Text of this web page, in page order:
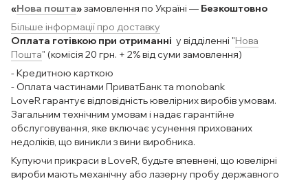
«Нова пошта»замовлення по Україні — Безкоштовно
Більше інформації про доставку
Оплата готівкою при отриманні у відділенні "Нова
Пошта" (комісія 20 грн. + 2% від суми замовлення)
- Кредитною карткою
- Оплата частинами ПриватБанк та monobank
LoveR гарантує відповідність ювелірних виробів умовам.
Загальним технічним умовам і надає гарантійне
обслуговування, яке включає усунення прихованих
недоліків, що виникли з вини виробника.
Купуючи прикраси в LoveR, будьте впевнені, що ювелірні
вироби мають механічну або лазерну пробу державного